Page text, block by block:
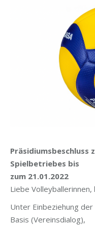
Präsidiumsbeschluss
Spielbetriebes bis
zum 21.01.2022
Liebe
Unter Einbeziehung
Basis (Vereinsdialog),